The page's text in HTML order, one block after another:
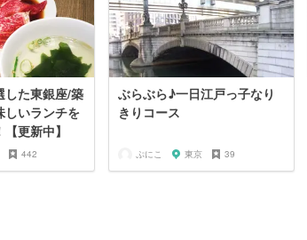
した東銀座/築
しいランチを
更新中】
442
ぶらぶら♪一日江戸っ子なり
きりコース
ぷにこ 東京 39